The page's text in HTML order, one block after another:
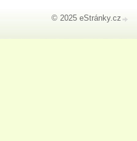
© 2025 eStránky.cz